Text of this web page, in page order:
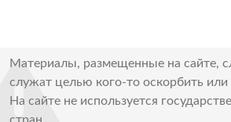
Материалы, размещенные на сайте,
служат целью кого-то оскорбить или
На сайте не используется